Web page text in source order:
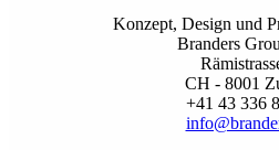
Konzept, Design und
Branders
CH - 8001
+41 43 336